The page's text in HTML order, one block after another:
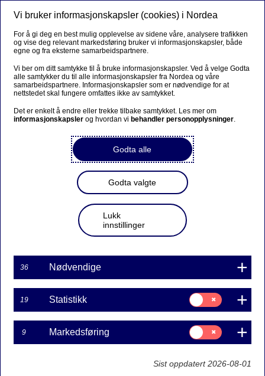
Vi bruker informasjonskapsler (cookies) i Nordea
For å gi deg en best mulig opplevelse av sidene våre, analysere trafikken
og vise deg relevant markedsføring bruker vi informasjonskapsler, både
egne og fra eksterne samarbeidspartnere.
Vi ber om ditt samtykke til å bruke informasjonskapsler. Ved å velge Godta
alle samtykker du til alle informasjonskapsler fra Nordea og våre
samarbeidspartnere. Informasjonskapsler som er nødvendige for at
nettstedet skal fungere omfattes ikke av samtykket.
Det er enkelt å endre eller trekke tilbake samtykket. Les mer om
informasjonskapsler og hvordan vi behandler personopplysninger.
Godta alle
Godta valgte
Lukk
innstillinger
36 Nødvendige
19 Statistikk
Samtykke
til:
Statistikk
9 Markedsføring
Samtykke
til:
Markedsføring
Sist oppdatert 2026-08-01